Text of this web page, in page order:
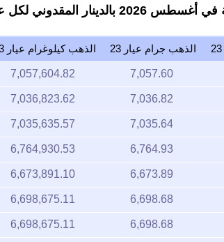
المقدوني لكل عيار 23
الذهب جرام عيار 23 الذهب كيلوغرام عيار 23
7,057.60
7,057,604.82
7,036.82
7,036,823.62
7,035.64
7,035,635.57
6,764.93
6,764,930.53
6,673.89
6,673,891.10
6,698.68
6,698,675.11
6,698.68
6,698,675.11